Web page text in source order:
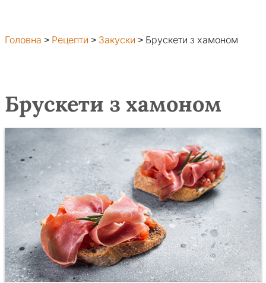
Головна > Рецепти > Закуски > Брускети з хамоном
Брускети з хамоном